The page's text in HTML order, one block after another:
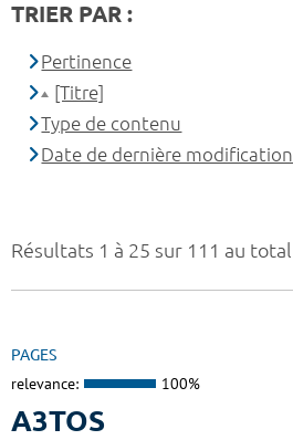
Résultats 1 à 25 sur 111 au total
PAGES
relevance: 100%
A3TOS
TRIER PAR :
Pertinence
[Titre]
Type de contenu
Date de dernière modification